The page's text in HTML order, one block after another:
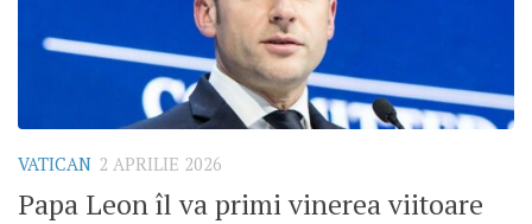
VATICAN 2 APRILIE 2026
Papa Leon îl va primi vinerea viitoare